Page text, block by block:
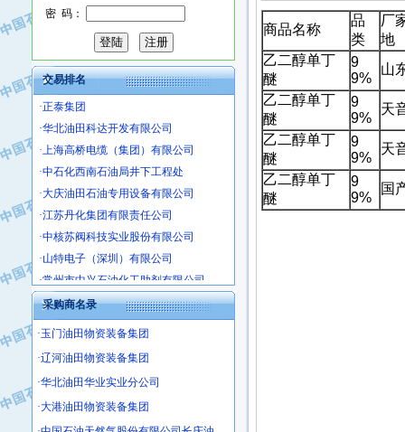
密 码：
交易排名
·萍乡市庞泰化工填料有限公司
·上海宝钢商贸有限公司
·辽河石油勘探局总机械厂
·正泰集团
·华北油田科达开发有限公司
·上海高桥电缆（集团）有限公司
·中石化西南石油局井下工程处
·大庆油田石油专用设备有限公司
·江苏丹化集团有限责任公司
·中核苏阀科技实业股份有限公司
·山特电子（深圳）有限公司
·常州市中兴石油化工助剂有限公司
·姜堰市三联助剂有限公司
·四川中光高技术研究所有限责任公司
·江苏天安防雷工程有限责任公司
·山东东营胜利工业园区
·自贡五洲防腐安装有限公司
·成都长江水处理设备有限公司
采购商名录
·玉门油田物资装备集团
·辽河油田物资装备集团
·华北油田华业实业分公司
·大港油田物资装备集团
商品名称
品
类
厂
地
乙二醇单丁
醚
9
9%
山
乙二醇单丁
醚
9
9%
天
乙二醇单丁
醚
9
9%
天
乙二醇单丁
醚
9
9%
国